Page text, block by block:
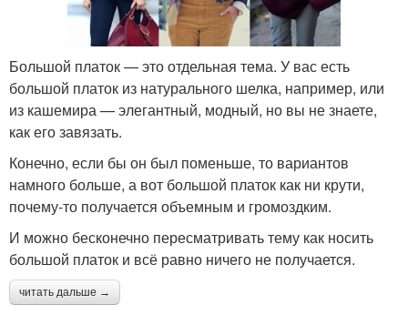
Большой платок — это отдельная тема. У вас есть
большой платок из натурального шелка, например, или
из кашемира — элегантный, модный, но вы не знаете,
как его завязать.
Конечно, если бы он был поменьше, то вариантов
намного больше, а вот большой платок как ни крути,
почему-то получается объемным и громоздким.
И можно бесконечно пересматривать тему как носить
большой платок и всё равно ничего не получается.
читать дальше →